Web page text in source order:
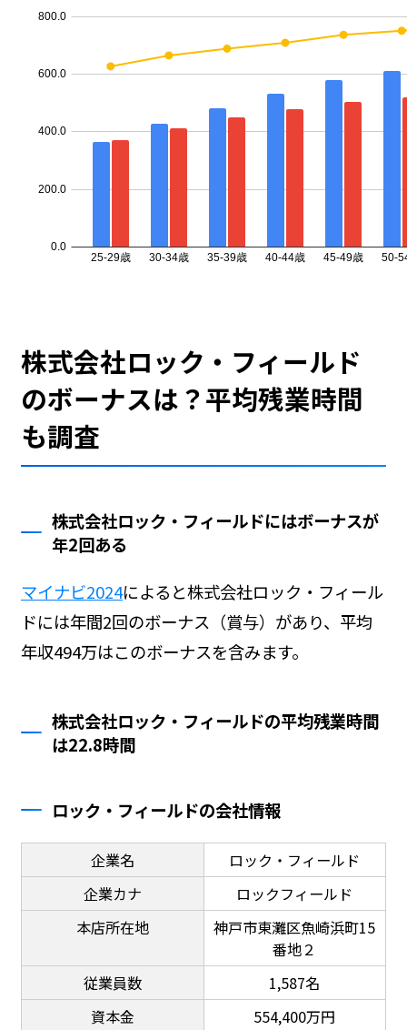
株式会社ロック・フィールド
のボーナスは？平均残業時間
も調査
株式会社ロック・フィールドにはボーナスが
年2回ある
マイナビ2024によると株式会社ロック・フィール
ドには年間2回のボーナス（賞与）があり、平均
年収494万はこのボーナスを含みます。
株式会社ロック・フィールドの平均残業時間
は22.8時間
ロック・フィールドの会社情報
企業名
ロック・フィールド
企業カナ
ロックフィールド
本店所在地
神戸市東灘区魚崎浜町15
番地２
従業員数
1,587名
資本金
554,400万円